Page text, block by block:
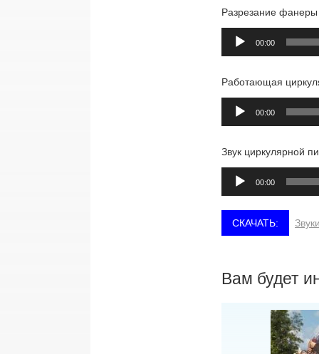
Разрезание
Аудиоплеер
00:00
Работающая
Аудиоплеер
00:00
Звук циркулярной
Аудиоплеер
00:00
Вам будет